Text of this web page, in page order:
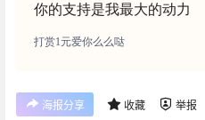
你的支持是我最大的动力
打赏1元爱你么么哒
海报分享 收藏 举报